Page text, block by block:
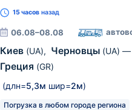
15 часовназад
06.08–08.08
Киев (UA), Черновцы (UA) —
Греция (GR)
(длн=5,3м шир=2м)
Погрузка в любом городе региона